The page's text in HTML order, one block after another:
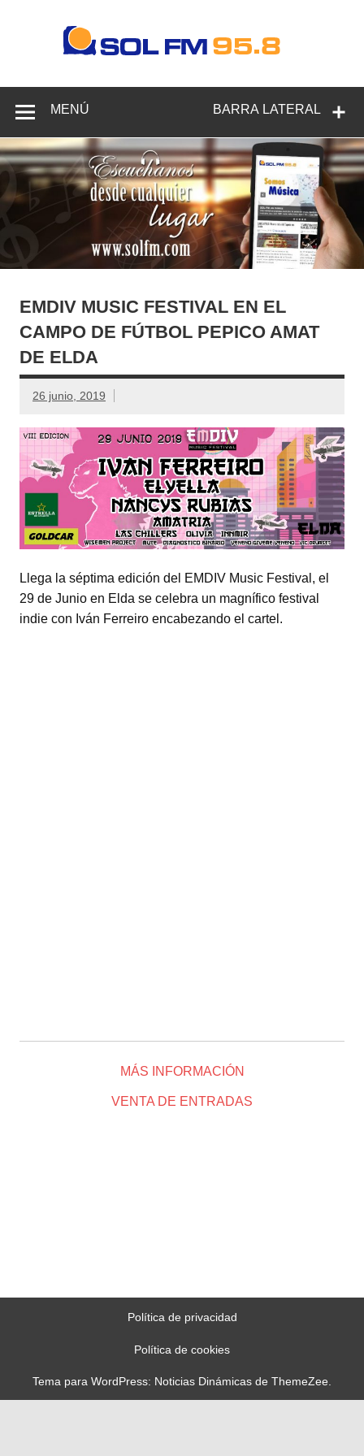
Crevillente, Radio en Vega Baja y Radio en el Medio
BARRA LATERAL
MENÚ
EMDIV MUSIC FESTIVAL EN EL
CAMPO DE FÚTBOL PEPICO AMAT
DE ELDA
26 junio, 2019
Llega la séptima edición del EMDIV Music Festival, el
29 de Junio en Elda se celebra un magnífico festival
indie con Iván Ferreiro encabezando el cartel.
MÁS INFORMACIÓN
VENTA DE ENTRADAS
Política de privacidad
Política de cookies
Tema para WordPress: Noticias Dinámicas de ThemeZee.